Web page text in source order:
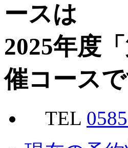
ースは
2025年度
催コースで
TEL